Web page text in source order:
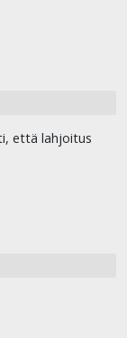
että lahjoitus